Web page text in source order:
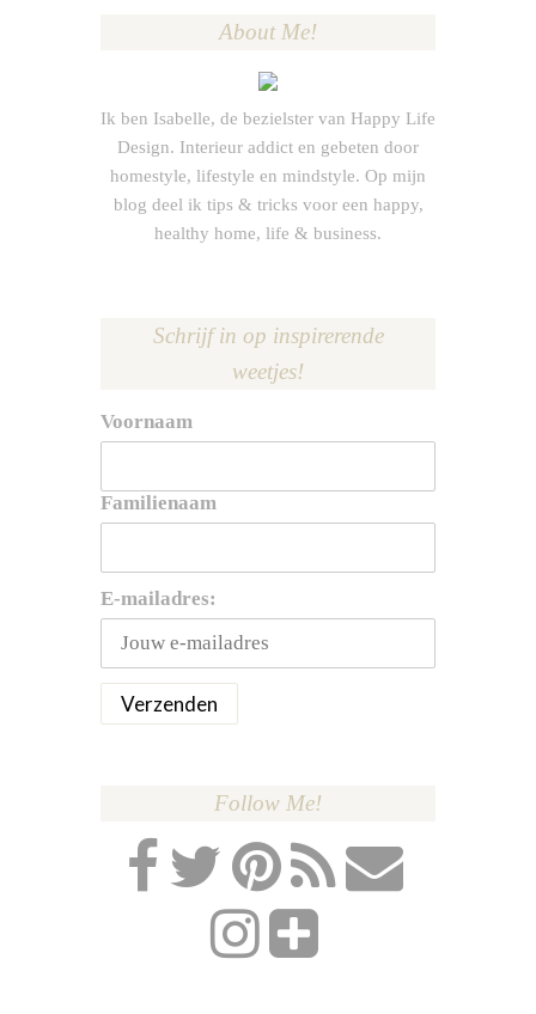
About Me!
Ik ben Isabelle, de bezielster van Happy Life
Design. Interieur addict en gebeten door
homestyle, lifestyle en mindstyle. Op mijn
blog deel ik tips & tricks voor een happy,
healthy home, life & business.
Schrijf in op inspirerende
weetjes!
Voornaam
Familienaam
E-mailadres:
Follow Me!